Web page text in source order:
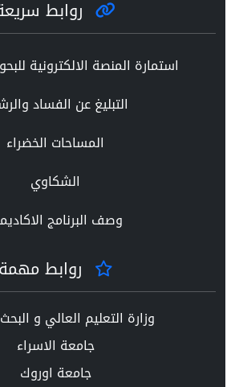
روابط
استمارة المنصة الالكترونية
التبليغ عن الفساد
المساحات الخضراء
الشكاوي
وصف البرنامج
روابط مهمة
وزارة التعليم العالي و
جامعة الاسراء
جامعة اوروك